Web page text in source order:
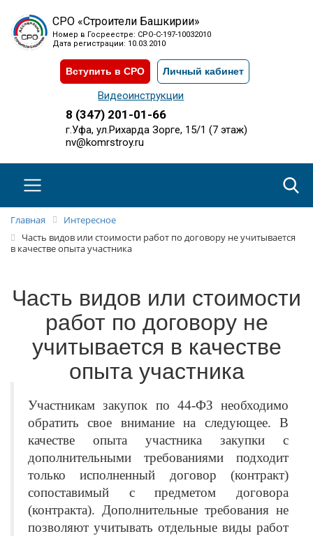
СРО «Строители Башкирии»
Номер в Госреестре: СРО-С-197-10032010
Дата регистрации: 10.03.2010
Вступить в СРО Личный кабинет
Видеоинструкции
8 (347) 201-01-66
г.Уфа, ул.Рихарда Зорге, 15/1 (7 этаж)
nv@komrstroy.ru
Главная
Интересное
Часть видов или стоимости работ по договору не учитывается
в качестве опыта участника
Часть видов или стоимости
работ по договору не
учитывается в качестве
опыта участника
Участникам закупок по 44-ФЗ необходимо
обратить свое внимание на следующее. В
качестве опыта участника закупки с
дополнительными требованиями подходит
только исполненный договор (контракт)
сопоставимый с предметом договора
(контракта). Дополнительные требования не
позволяют учитывать отдельные виды работ